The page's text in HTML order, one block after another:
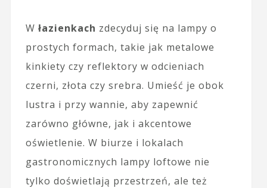
W łazienkach zdecyduj się na lampy o
prostych formach, takie jak metalowe
kinkiety czy reflektory w odcieniach
czerni, złota czy srebra. Umieść je obok
lustra i przy wannie, aby zapewnić
zarówno główne, jak i akcentowe
oświetlenie. W biurze i lokalach
gastronomicznych lampy loftowe nie
tylko doświetlają przestrzeń, ale też